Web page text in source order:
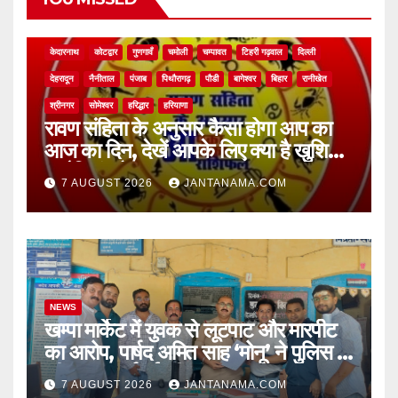
केदारनाथ कोटद्वार गुणगावँ चमोली चम्पावत टिहरी गढ़वाल दिल्ली
देहरादून नैनीताल पंजाब पिथौरागढ़ पौडी बागेश्वर बिहार रानीखेत
श्रीनगर सोमेश्वर हरिद्धार हरियाणा
रावण संहिता के अनुसार कैसा होगा आप का
आज का दिन, देखें आपके लिए क्या है खुशियां,
चुनौतियां और नए अवसर
7 AUGUST 2026 JANTANAMA.COM
NEWS
खम्पा मार्केट में युवक से लूटपाट और मारपीट
का आरोप, पार्षद अमित साह ‘मोनू’ ने पुलिस से
की सख्त कार्रवाई की मांग
7 AUGUST 2026 JANTANAMA.COM